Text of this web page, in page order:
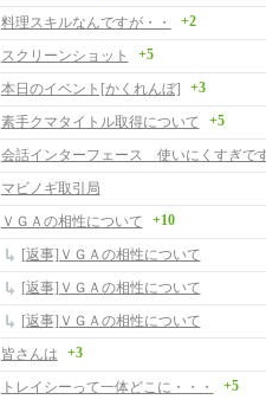
料理スキルなんですが・・ +2
スクリーンショット +5
本日のイベント[かくれんぼ] +3
素手クマタイトル取得について +5
会話インターフェース 使いにくすぎで
マビノギ取引局
ＶＧＡの相性について
+10
[返事]ＶＧＡの相性について
[返事]ＶＧＡの相性について
[返事]ＶＧＡの相性について
皆さんは
+3
トレイシーって一体どこに・・・ +5